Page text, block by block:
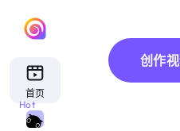
首页
Hot
创作